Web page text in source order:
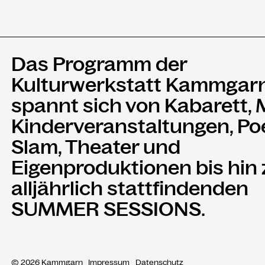
Das Programm der
Kulturwerkstatt
spannt sich von Kabarett,
Kinderveranstaltungen,
Slam, Theater und
Eigenproduktionen bis hin
alljährlich stattfindenden
SUMMER SESSIONS.
© 2026 Kammgarn Impressum Datenschutz